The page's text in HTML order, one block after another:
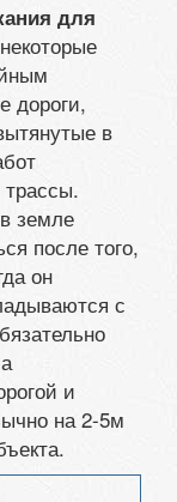
для
дороги,
в
трассы.
земле
после того,
он
с
и
на 2-5м